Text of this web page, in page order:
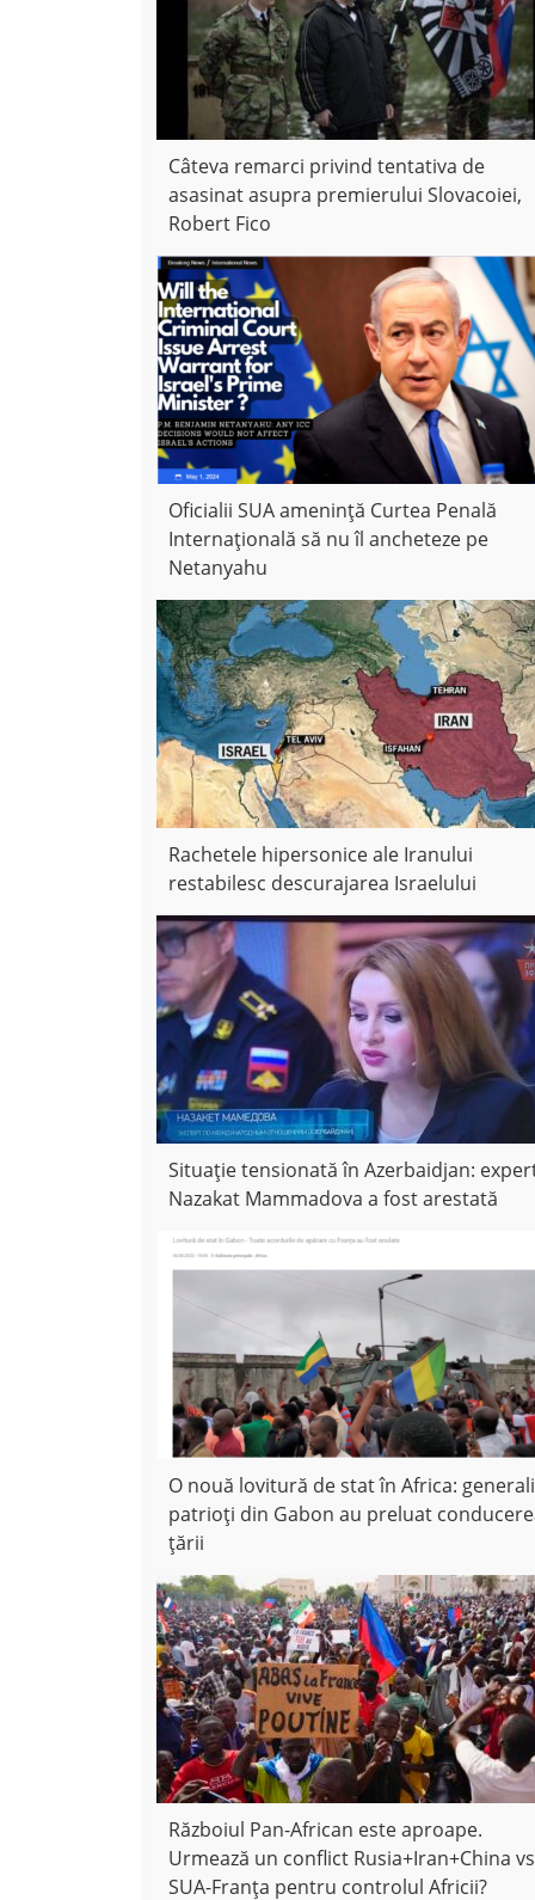
Câteva remarci privind tentativa de
asasinat asupra premierului Slovacoiei,
Robert Fico
Oficialii SUA amenință Curtea Penală
Internațională să nu îl ancheteze pe
Netanyahu
Rachetele hipersonice ale Iranului
restabilesc descurajarea Israelului
Situație tensionată în Azerbaidjan:
Nazakat Mammadova a fost arestată
O nouă lovitură de stat în Africa:
patrioți din Gabon au preluat
țării
Războiul Pan-African este aproape.
Urmează un conflict Rusia+Iran+China vs
SUA-Franța pentru controlul Africii?